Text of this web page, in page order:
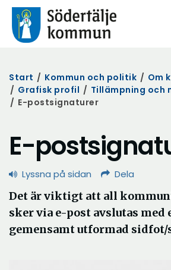
Start / Kommun och politik / Om
/ Grafisk profil / Tillämpning och
/ E-postsignaturer
E-
Lyssna på sidan Dela
Det är viktigt att all
sker via e-post avslutas med
gemensamt utformad sidfot/